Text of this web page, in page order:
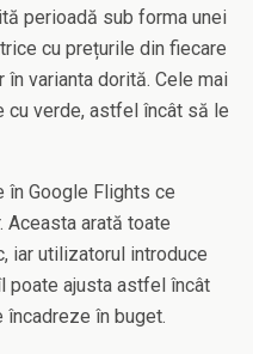
perioadă sub forma unei
cu prețurile din fiecare
varianta dorită. Cele mai
cu verde, astfel încât să le
în Google Flights ce
Aceasta arată toate
iar utilizatorul introduce
poate ajusta astfel încât
în buget.